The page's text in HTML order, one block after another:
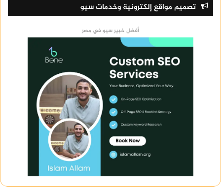
تصميم مواقع إلكترونية وخدمات سيو
أفضل خبير سيو في مصر